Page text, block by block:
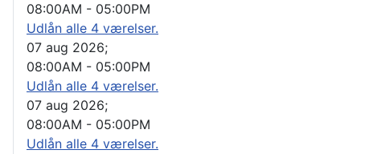
08:00AM - 05:00PM
Udlån alle 4 værelser.
07 aug 2026;
08:00AM - 05:00PM
Udlån alle 4 værelser.
07 aug 2026;
08:00AM - 05:00PM
Udlån alle 4 værelser.